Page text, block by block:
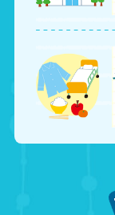
30代後半か
国内では1000万
血圧が最高